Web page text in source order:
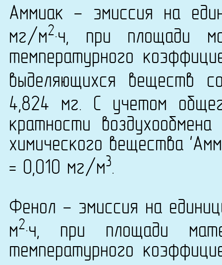
Аммиак - эмиссия на
мг/м2·ч, при площади
температурного
выделяющихся
4,824 мг. С учетом
кратности
химического вещества
= 0,010 мг/м3.
Фенол - эмиссия на
м2·ч, при площади
температурного